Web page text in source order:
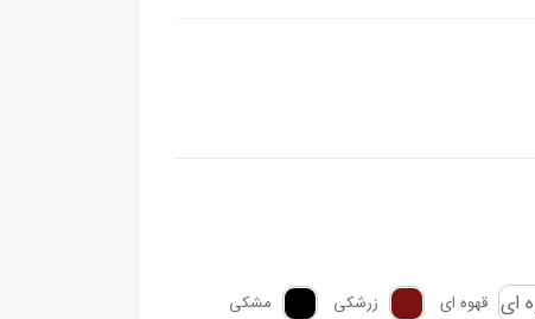
قهوه ای زرشکی مشکی